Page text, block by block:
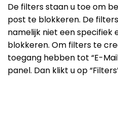
De filters staan u toe om
post te blokkeren. De
namelijk niet een specifiek
blokkeren. Om filters te
toegang hebben tot “E-
panel. Dan klikt u op